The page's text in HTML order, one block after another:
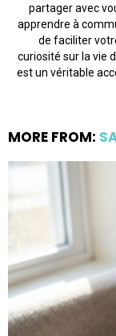
partager avec
apprendre à
de faciliter
curiosité sur la vie
est un véritable
MORE FROM: